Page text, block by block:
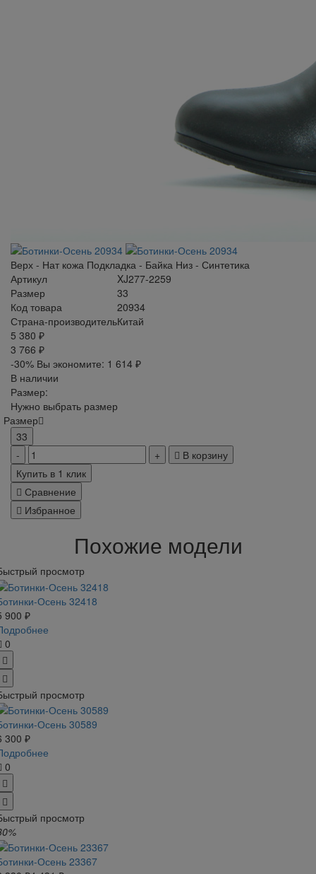
Верх - Нат кожа Подкладка - Байка Низ - Синтетика
Артикул
XJ277-2259
Размер
33
Код товара
20934
Страна-производительКитай
5 380 ₽
3 766 ₽
-30% Вы экономите: 1 614 ₽
В наличии
Размер:
Нужно выбрать размер
Размер
33
В корзину
Купить в 1 клик
Сравнение
Избранное
Похожие модели
просмотр
Осень 32418
900 ₽
0
просмотр
Осень 30589
300 ₽
0
просмотр
Осень 23367